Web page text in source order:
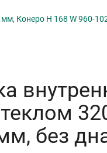
Конеро H 168 W 960-
без